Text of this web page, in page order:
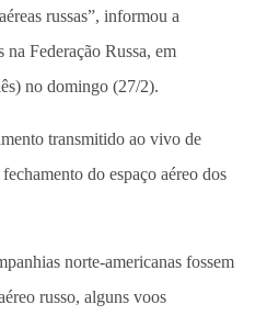
russas”, informou a
Federação Russa, em
no domingo (27/2).
transmitido ao vivo de
do espaço aéreo dos
norte-americanas fossem
russo, alguns voos